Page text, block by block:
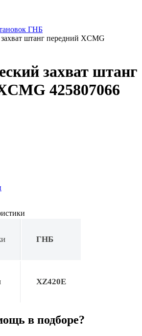
ГНБ
штанг передний XCMG
захват штанг
425807066
ГНБ
XZ420E
в подборе?